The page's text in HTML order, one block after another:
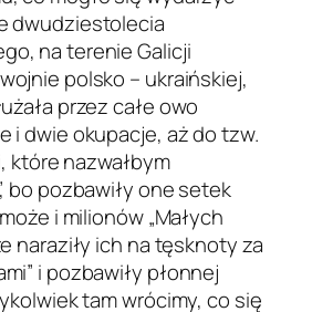
dwudziestolecia
na terenie Galicji
polsko – ukraińskiej,
przez całe owo
i dwie okupacje, aż do tzw.
które nazwałbym
bo pozbawiły one setek
i milionów „Małych
naraziły ich na tęsknoty za
i pozbawiły płonnej
tam wrócimy, co się